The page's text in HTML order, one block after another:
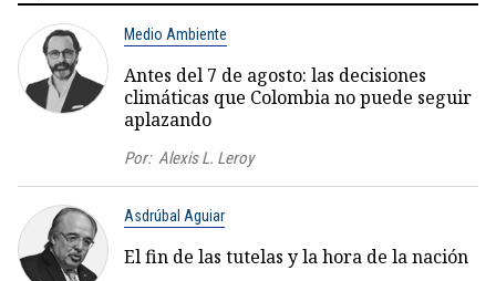
Medio Ambiente
Antes del 7 de agosto: las decisiones
climáticas que Colombia no puede seguir
aplazando
Por: Alexis L. Leroy
Asdrúbal Aguiar
El fin de las tutelas y la hora de la nación